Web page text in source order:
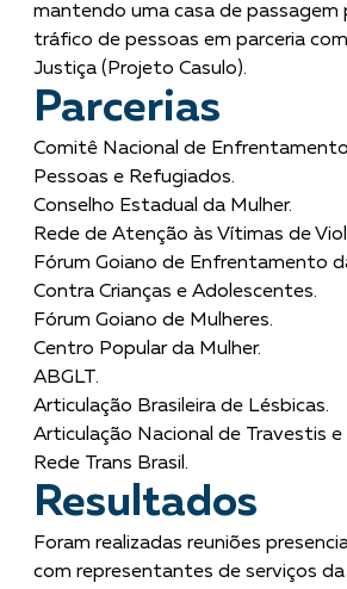
mantendo uma casa de passagem
tráfico de pessoas em parceria
Justiça (Projeto Casulo).
Parcerias
Comitê Nacional de
Pessoas e Refugiados.
Conselho Estadual da Mulher.
Rede de Atenção às Vítimas de
Fórum Goiano de Enfrentamento
Contra Crianças e Adolescentes.
Fórum Goiano de Mulheres.
Centro Popular da Mulher.
ABGLT.
Articulação Brasileira de Lésbicas.
Articulação Nacional de Travestis e
Rede Trans Brasil.
Resultados
Foram realizadas reuniões
com representantes de serviços da